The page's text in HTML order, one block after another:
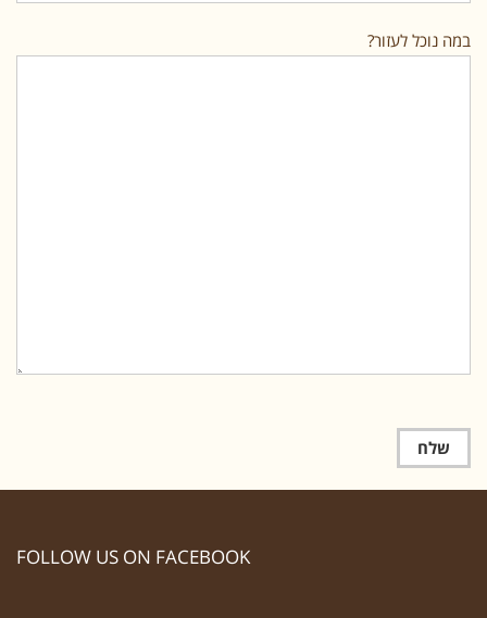
במה נוכל לעזור?
FOLLOW US ON FACEBOOK